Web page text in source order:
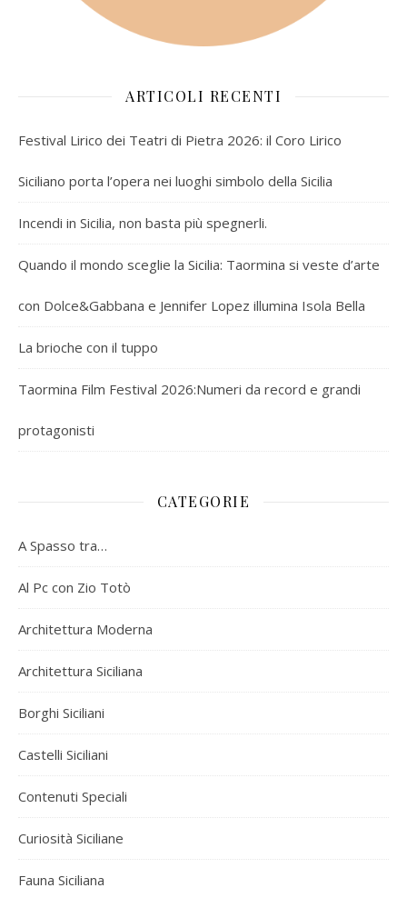
ARTICOLI RECENTI
Festival Lirico dei Teatri di Pietra 2026: il Coro Lirico
Siciliano porta l’opera nei luoghi simbolo della Sicilia
Incendi in Sicilia, non basta più spegnerli.
Quando il mondo sceglie la Sicilia: Taormina si veste d’arte
con Dolce&Gabbana e Jennifer Lopez illumina Isola Bella
La brioche con il tuppo
Taormina Film Festival 2026:Numeri da record e grandi
protagonisti
CATEGORIE
A Spasso tra…
Al Pc con Zio Totò
Architettura Moderna
Architettura Siciliana
Borghi Siciliani
Castelli Siciliani
Contenuti Speciali
Curiosità Siciliane
Fauna Siciliana